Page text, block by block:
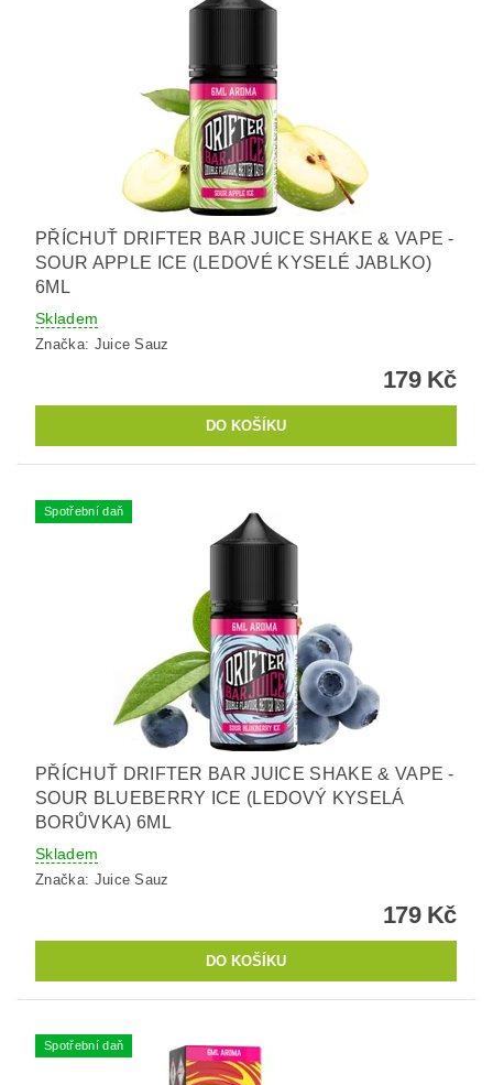
PŘÍCHUŤ DRIFTER BAR JUICE SHAKE & VAPE -
SOUR APPLE ICE (LEDOVÉ KYSELÉ JABLKO)
6ML
Skladem
Značka: Juice Sauz
179 Kč
Spotřební daň
PŘÍCHUŤ DRIFTER BAR JUICE SHAKE & VAPE -
SOUR BLUEBERRY ICE (LEDOVÝ KYSELÁ
BORŮVKA) 6ML
Skladem
Značka: Juice Sauz
179 Kč
Spotřební daň